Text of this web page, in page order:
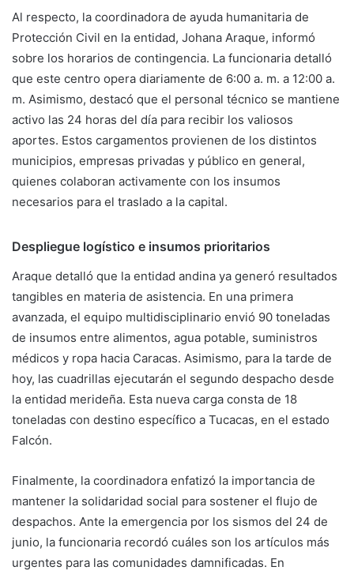
Al respecto, la coordinadora de ayuda humanitaria de
Protección Civil en la entidad, Johana Araque, informó
sobre los horarios de contingencia. La funcionaria detalló
que este centro opera diariamente de 6:00 a. m. a 12:00 a.
m. Asimismo, destacó que el personal técnico se mantiene
activo las 24 horas del día para recibir los valiosos
aportes. Estos cargamentos provienen de los distintos
municipios, empresas privadas y público en general,
quienes colaboran activamente con los insumos
necesarios para el traslado a la capital.
Despliegue logístico e insumos prioritarios
Araque detalló que la entidad andina ya generó resultados
tangibles en materia de asistencia. En una primera
avanzada, el equipo multidisciplinario envió 90 toneladas
de insumos entre alimentos, agua potable, suministros
médicos y ropa hacia Caracas. Asimismo, para la tarde de
hoy, las cuadrillas ejecutarán el segundo despacho desde
la entidad merideña. Esta nueva carga consta de 18
toneladas con destino específico a Tucacas, en el estado
Falcón.
Finalmente, la coordinadora enfatizó la importancia de
mantener la solidaridad social para sostener el flujo de
despachos. Ante la emergencia por los sismos del 24 de
junio, la funcionaria recordó cuáles son los artículos más
urgentes para las comunidades damnificadas. En